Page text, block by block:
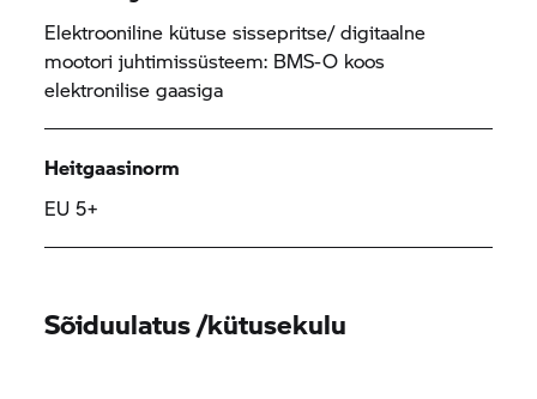
Elektrooniline kütuse sissepritse/ digitaalne
mootori juhtimissüsteem: BMS-O koos
elektronilise gaasiga
Heitgaasinorm
EU 5+
Sõiduulatus /kütusekulu